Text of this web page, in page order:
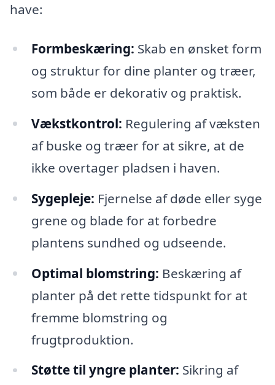
have:
Formbeskæring: Skab en ønsket form
og struktur for dine planter og træer,
som både er dekorativ og praktisk.
Vækstkontrol: Regulering af væksten
af buske og træer for at sikre, at de
ikke overtager pladsen i haven.
Sygepleje: Fjernelse af døde eller syge
grene og blade for at forbedre
plantens sundhed og udseende.
Optimal blomstring: Beskæring af
planter på det rette tidspunkt for at
fremme blomstring og
frugtproduktion.
Støtte til yngre planter: Sikring af